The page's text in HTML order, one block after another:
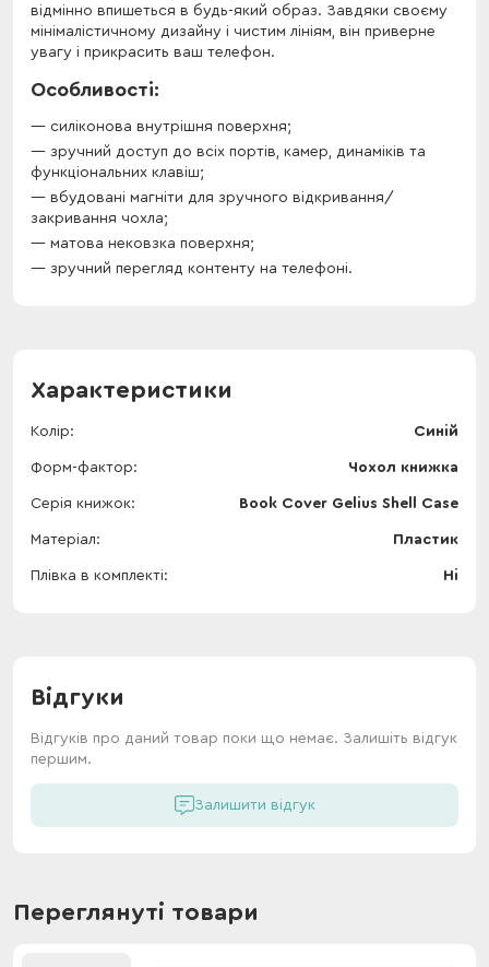
відмінно впишеться в будь-який образ. Завдяки своєму
мінімалістичному дизайну і чистим лініям, він приверне
увагу і прикрасить ваш телефон.
Особливості:
силіконова внутрішня поверхня;
зручний доступ до всіх портів, камер, динаміків та
функціональних клавіш;
вбудовані магніти для зручного відкривання/
закривання чохла;
матова нековзка поверхня;
зручний перегляд контенту на телефоні.
Характеристики
Колір Синій
Форм-фактор Чохол книжка
Серія книжок Book Cover Gelius Shell Case
Матеріал Пластик
Плівка в комплекті Ні
Відгуки
Відгуків про даний товар поки що немає. Залишіть відгук
першим.
Залишити відгук
Переглянуті товари